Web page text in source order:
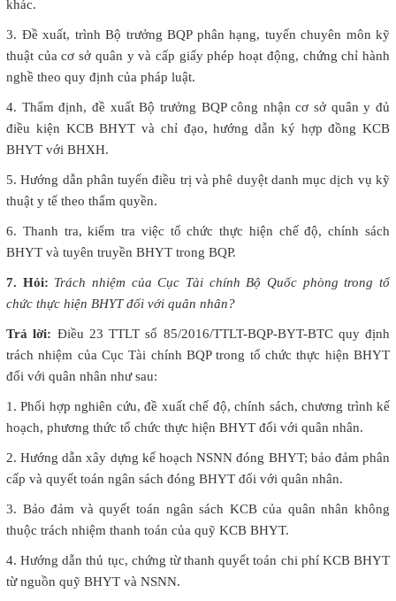
khác.
3. Đề xuất, trình Bộ trưởng BQP phân hạng, tuyến chuyên môn kỹ
thuật của cơ sở quân y và cấp giấy phép hoạt động, chứng chỉ hành
nghề theo quy định của pháp luật.
4. Thẩm định, đề xuất Bộ trưởng BQP công nhận cơ sở quân y đủ
điều kiện KCB BHYT và chỉ đạo, hướng dẫn ký hợp đồng KCB
BHYT với BHXH.
5. Hướng dẫn phân tuyến điều trị và phê duyệt danh mục dịch vụ kỹ
thuật y tế theo thẩm quyền.
6. Thanh tra, kiểm tra việc tổ chức thực hiện chế độ, chính sách
BHYT và tuyên truyền BHYT trong BQP.
7. Hỏi: Trách nhiệm của Cục Tài chính Bộ Quốc phòng trong tổ
chức thực hiện BHYT đối với quân nhân?
Trả lời: Điều 23 TTLT số 85/2016/TTLT-BQP-BYT-BTC quy định
trách nhiệm của Cục Tài chính BQP trong tổ chức thực hiện BHYT
đối với quân nhân như sau:
1. Phối hợp nghiên cứu, đề xuất chế độ, chính sách, chương trình kế
hoạch, phương thức tổ chức thực hiện BHYT đối với quân nhân.
2. Hướng dẫn xây dựng kế hoạch NSNN đóng BHYT; bảo đảm phân
cấp và quyết toán ngân sách đóng BHYT đối với quân nhân.
3. Bảo đảm và quyết toán ngân sách KCB của quân nhân không
thuộc trách nhiệm thanh toán của quỹ KCB BHYT.
4. Hướng dẫn thủ tục, chứng từ thanh quyết toán chi phí KCB BHYT
từ nguồn quỹ BHYT và NSNN.